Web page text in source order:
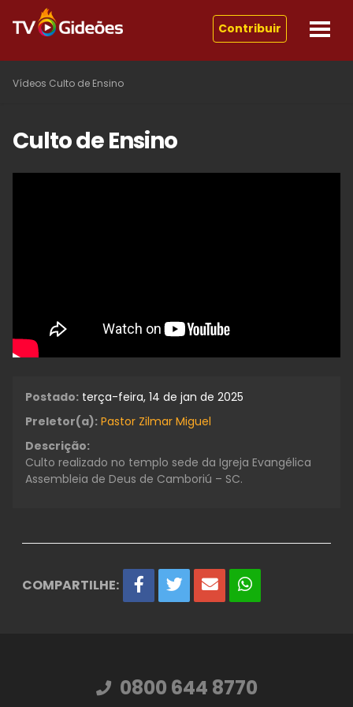
Contribuir
Vídeos Culto de Ensino
Culto de Ensino
Postado: terça-feira, 14 de jan de 2025
Preletor(a): Pastor Zilmar Miguel
Descrição:
Culto realizado no templo sede da Igreja Evangélica
Assembleia de Deus de Camboriú – SC.
COMPARTILHE:
0800 644 8770